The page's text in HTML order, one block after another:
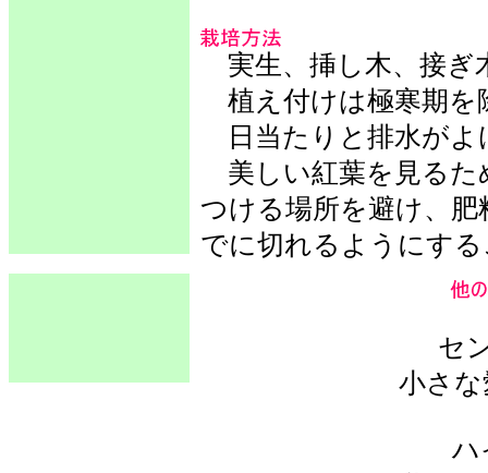
実生、挿し木、接ぎ
植え付けは極寒期を
日当たりと排水がよ
美しい紅葉を見るた
つける場所を避け、
でに切れるようにす
セ
小さ
ハ